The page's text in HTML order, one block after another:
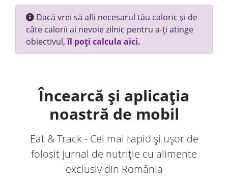
Dacă vrei să afli necesarul tău caloric și de
câte calorii ai nevoie zilnic pentru a-ți atinge
obiectivul,îl poți calcula aici.
Încearcă și aplicația
noastră de mobil
Eat & Track - Cel mai rapid și ușor de
folosit jurnal de nutriție cu alimente
exclusiv din România